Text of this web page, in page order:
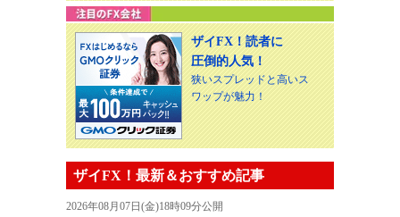
ザイFX！読者に
圧倒的人気！
狭いスプレッドと高いス
ワップが魅力！
ザイFX！最新＆おすすめ記事
2026年08月07日(金)18時09分公開